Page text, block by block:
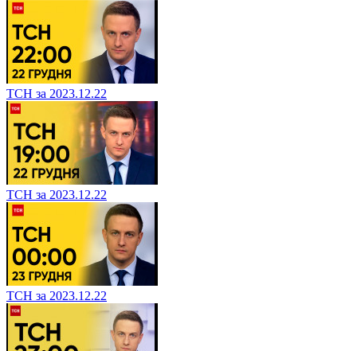
ТСН за 2023.12.22
ТСН за 2023.12.22
ТСН за 2023.12.22